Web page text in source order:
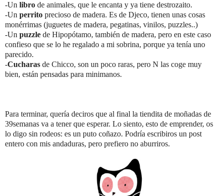
-Un libro de animales, que le encanta y ya tiene destrozaito.
-Un perrito precioso de madera. Es de Djeco, tienen unas cosas
monérrimas (juguetes de madera, pegatinas, vinilos, puzzles..)
-Un puzzle de Hipopótamo, también de madera, pero en este caso
confieso que se lo he regalado a mi sobrina, porque ya tenía uno
parecido.
-Cucharas de Chicco, son un poco raras, pero N las coge muy
bien, están pensadas para minimanos.
Para terminar, quería deciros que al final la tiendita de moñadas de
39semanas va a tener que esperar. Lo siento, esto de emprender, os
lo digo sin rodeos: es un puto coñazo. Podría escribiros un post
entero con mis andaduras, pero prefiero no aburriros.